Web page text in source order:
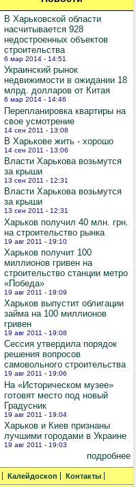
В Харьковской области
насчитывается 928
недостроенных объектов
строительства
6 мар 2014 - 14:51
Украинский рынок
недвижимости в ожидании 18
млрд. долларов от Китая
6 мар 2014 - 14:46
Перепланировка квартиры на
свое усмотрение
14 сен 2011 - 13:08
В Харькове жить - хорошо
14 сен 2011 - 13:06
Власти Харькова возьмутся
за крыши
13 сен 2011 - 12:31
Власти Харькова возьмутся
за крыши
13 сен 2011 - 12:31
Харьков получил 40 млн. грн.
на строительство рынка
19 авг 2011 - 19:10
Харьков получит 100
миллионов гривен на
строительство станции метро
«Победа»
19 авг 2011 - 19:09
Харьков выпустит облигации
займа на 100 миллионов
гривен
19 авг 2011 - 19:08
Сессия утвердила порядок
решения вопросов
самовольного строительства
19 авг 2011 - 19:06
На «Историческом музее»
готовят место под новый
Градусник
19 авг 2011 - 19:04
Харьков и Киев признаны
лучшими городами в Украине
19 авг 2011 - 19:03
подробнее
Калейдоскоп Контакты